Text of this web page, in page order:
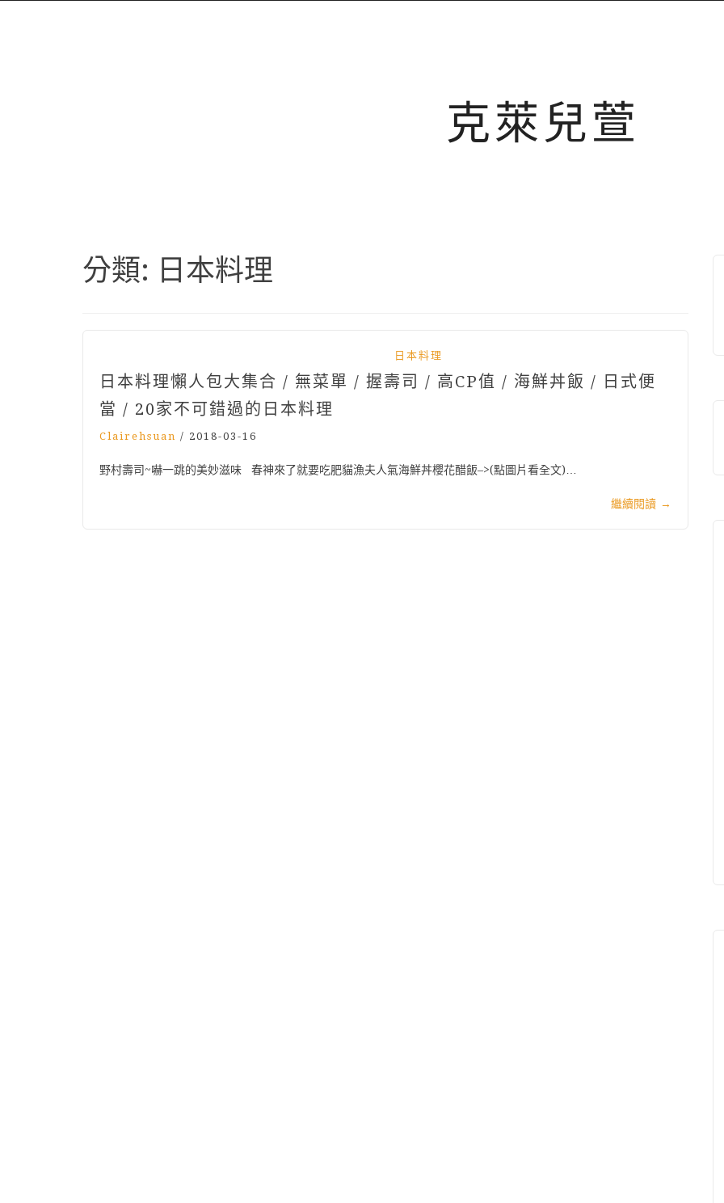
克萊兒萱
分類: 日本料理
日本料理
日本料理懶人包大集合 / 無菜單 / 握壽司 / 高CP值 / 海鮮丼飯 / 日式便
當 / 20家不可錯過的日本料理
Clairehsuan / 2018-03-16
野村壽司~嚇一跳的美妙滋味 春神來了就要吃肥貓漁夫人氣海鮮丼櫻花醋飯–>(點圖片看全文)…
繼續閱讀 →